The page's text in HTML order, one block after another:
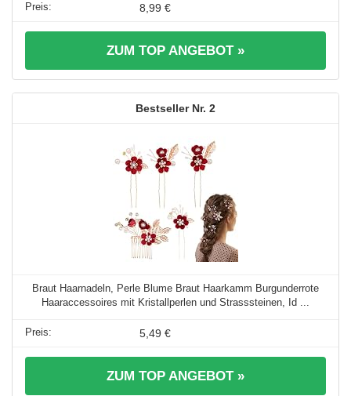
8,99 €
ZUM TOP ANGEBOT »
2
Braut Haarnadeln, Perle Blume Braut Haarkamm Burgunderrote
Haaraccessoires mit Kristallperlen und Strasssteinen, Id ...
5,49 €
ZUM TOP ANGEBOT »